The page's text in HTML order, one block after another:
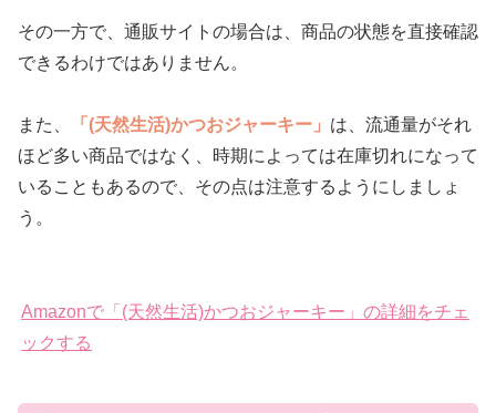
その一方で、通販サイトの場合は、商品の状態を直接確認
できるわけではありません。
また、 「(天然生活)かつおジャーキー」 は、流通量がそれ
ほど多い商品ではなく、時期によっては在庫切れになって
いることもあるので、その点は注意するようにしましょ
う。
Amazonで「(天然生活)かつおジャーキー」の詳細をチェ
ックする